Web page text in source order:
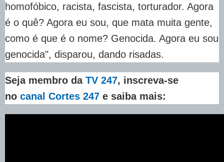
homofóbico, racista, fascista, torturador. Agora
é o quê? Agora eu sou, que mata muita gente,
como é que é o nome? Genocida. Agora eu sou
genocida", disparou, dando risadas.
Seja membro da TV 247, inscreva-se
no canal Cortes 247 e saiba mais: